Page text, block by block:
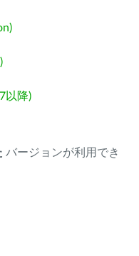
以降)
バージョンが利用でき